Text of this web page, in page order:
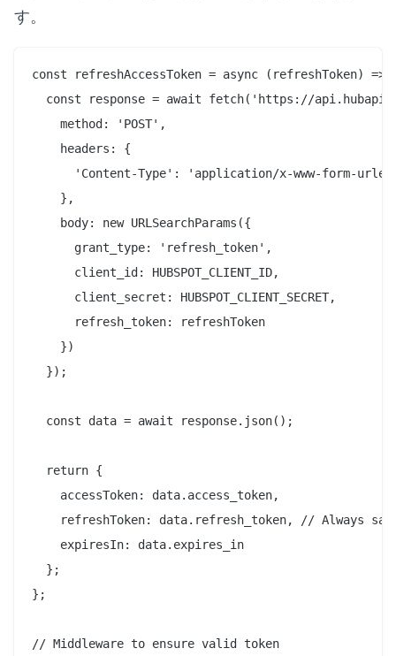
す。
const refreshAccessToken = async (refreshToken) =>
const response = await fetch('https://
    method: 'POST',
    headers: {
'Content-Type': 'application/x-www-form-
    },
    body: new URLSearchParams({
      grant_type: 'refresh_token',
      client_id: HUBSPOT_CLIENT_ID,
      client_secret: HUBSPOT_CLIENT_SECRET,
      refresh_token: refreshToken
    })
  });
  const data = await response.json();
  return {
    accessToken: data.access_token,
refreshToken: data.refresh_token, // Always
    expiresIn: data.expires_in
  };
};
// Middleware to ensure valid token